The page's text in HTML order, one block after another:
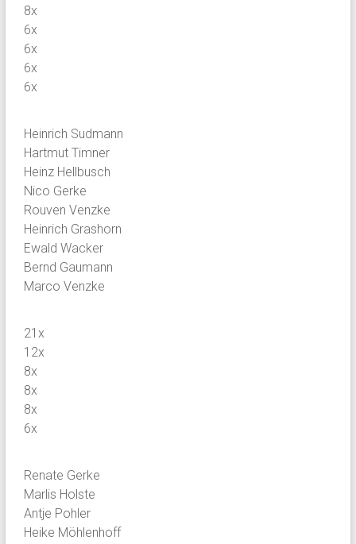
8x
6x
6x
6x
6x
Heinrich Sudmann
Hartmut Timner
Heinz Hellbusch
Nico Gerke
Rouven Venzke
Heinrich Grashorn
Ewald Wacker
Bernd Gaumann
Marco Venzke
21x
12x
8x
8x
8x
6x
Renate Gerke
Marlis Holste
Antje Pohler
Heike Möhlenhoff